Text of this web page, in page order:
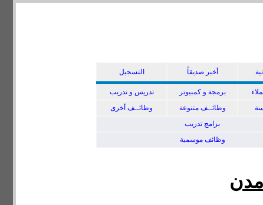
أخبر صديقاً التسجيل
برمجة و كمبيوتر
تدريس و تدريب
وظائــف متنوعة
وظائــف أخرى
برامج تدريب
وظائف موسمية